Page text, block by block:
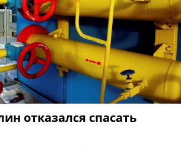
отказался спасать